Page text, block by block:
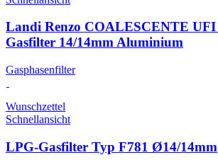
Landi Renzo COALESCENTE
Gasfilter 14/14mm Aluminium
Gasphasenfilter
Wunschzettel
Schnellansicht
LPG-Gasfilter Typ F781 Ø14/14mm